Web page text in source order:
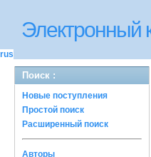
Электронный
rus
Поиск :
Новые поступления
Простой поиск
Расширенный поиск
Авторы